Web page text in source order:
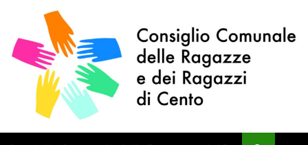
contenuto